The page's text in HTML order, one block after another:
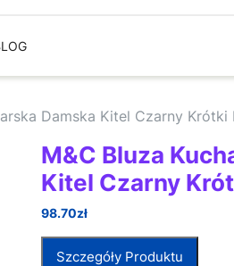
Damska Kitel Czarny Krótki
M&C Bluza
Kitel Czarny
98.70zł
Szczegóły Produktu